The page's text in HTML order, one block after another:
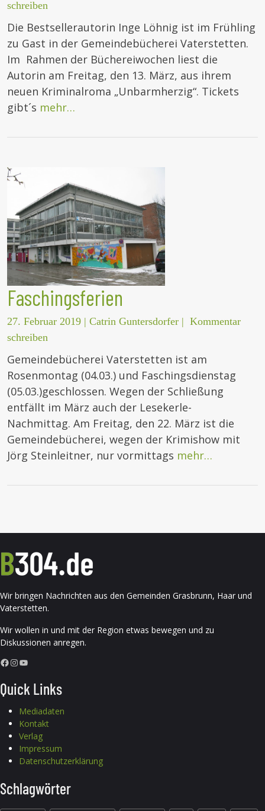
schreiben
Die Bestsellerautorin Inge Löhnig ist im Frühling
zu Gast in der Gemeindebücherei Vaterstetten.
Im Rahmen der Büchereiwochen liest die
Autorin am Freitag, den 13. März, aus ihrem
neuen Kriminalroma „Unbarmherzig“. Tickets
gibt´s mehr…
Faschingsferien
27. Februar 2019 | Catrin Guntersdorfer | Kommentar
schreiben
Gemeindebücherei Vaterstetten ist am
Rosenmontag (04.03.) und Faschingsdienstag
(05.03.)geschlossen. Wegen der Schließung
entfällt im März auch der Lesekerle-
Nachmittag. Am Freitag, den 22. März ist die
Gemeindebücherei, wegen der Krimishow mit
Jörg Steinleitner, nur vormittags mehr…
Wir bringen Nachrichten aus den Gemeinden Grasbrunn, Haar und
Vaterstetten.
Wir wollen in und mit der Region etwas bewegen und zu
Diskussionen anregen.
Facebook InstagramYouTube
Quick Links
Mediadaten
Kontakt
Verlag
Impressum
Datenschutzerklärung
Schlagwörter